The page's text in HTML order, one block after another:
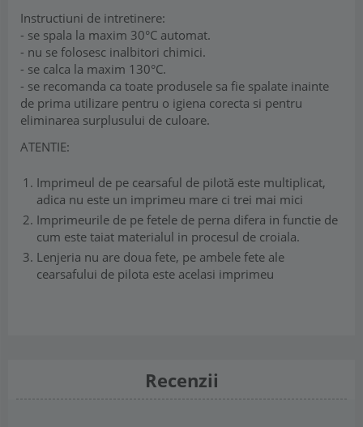
Instructiuni de intretinere:
- se spala la maxim 30°C automat.
- nu se folosesc inalbitori chimici.
- se calca la maxim 130°C.
- se recomanda ca toate produsele sa fie spalate inainte
de prima utilizare pentru o igiena corecta si pentru
eliminarea surplusului de culoare.
ATENTIE:
Imprimeul de pe cearsaful de pilotă este multiplicat,
adica nu este un imprimeu mare ci trei mai mici
Imprimeurile de pe fetele de perna difera in functie de
cum este taiat materialul in procesul de croiala.
Lenjeria nu are doua fete, pe ambele fete ale
cearsafului de pilota este acelasi imprimeu
Recenzii